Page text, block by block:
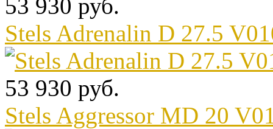
53 930 руб.
Stels Adrenalin D 27.5
53 930 руб.
Stels Aggressor MD 20